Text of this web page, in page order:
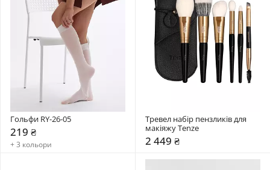
Гольфи RY-26-05
219 ₴
+ 3 кольори
Тревел набір пензликів для
макіяжу Tenze
2 449 ₴